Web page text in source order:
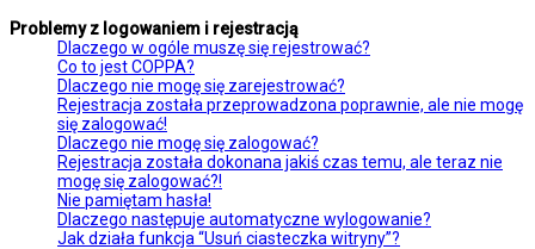
Problemy z logowaniem i rejestracją
Dlaczego w ogóle muszę się rejestrować?
Co to jest COPPA?
Dlaczego nie mogę się zarejestrować?
Rejestracja została przeprowadzona poprawnie, ale nie mogę
się zalogować!
Dlaczego nie mogę się zalogować?
Rejestracja została dokonana jakiś czas temu, ale teraz nie
mogę się zalogować?!
Nie pamiętam hasła!
Dlaczego następuje automatyczne wylogowanie?
Jak działa funkcja “Usuń ciasteczka witryny”?